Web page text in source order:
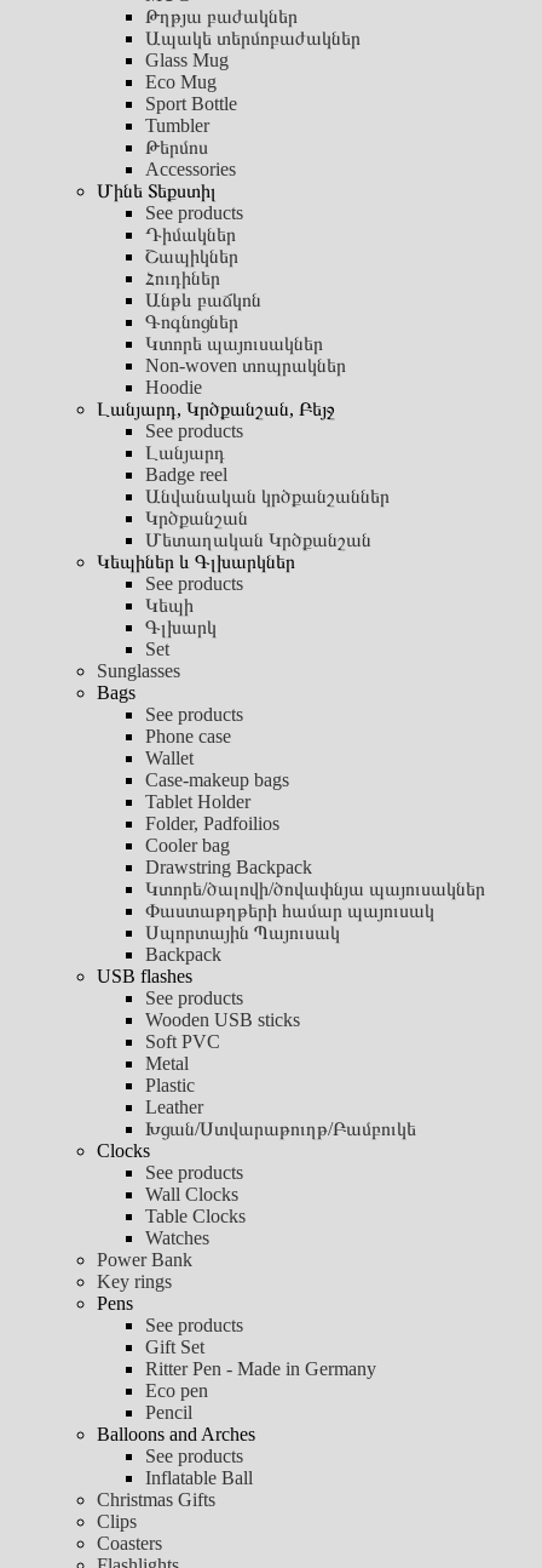
Թղթյա բաժակներ
Ապակե տերմոբաժակներ
Glass Mug
Eco Mug
Sport Bottle
Tumbler
Թերմոս
Accessories
Մինե Տեքստիլ
See products
Դիմակներ
Շապիկներ
Հուդիներ
Անթև բաճկոն
Գոգնոցներ
Կտորե պայուսակներ
Non-woven տոպրակներ
Hoodie
Լանյարդ, Կրծքանշան, Բեյջ
See products
Լանյարդ
Badge reel
Անվանական կրծքանշաններ
Կրծքանշան
Մետաղական Կրծքանշան
Կեպիներ և Գլխարկներ
See products
Կեպի
Գլխարկ
Set
Sunglasses
Bags
See products
Phone case
Wallet
Case-makeup bags
Tablet Holder
Folder, Padfoilios
Cooler bag
Drawstring Backpack
Կտորե/ծալովի/ծովափնյա պայուսակներ
Փաստաթղթերի համար պայուսակ
Սպորտային Պայուսակ
Backpack
USB flashes
See products
Wooden USB sticks
Soft PVC
Metal
Plastic
Leather
Խցան/Ստվարաթուղթ/Բամբուկե
Clocks
See products
Wall Clocks
Table Clocks
Watches
Power Bank
Key rings
Pens
See products
Gift Set
Ritter Pen - Made in Germany
Eco pen
Pencil
Balloons and Arches
See products
Inflatable Ball
Christmas Gifts
Clips
Coasters